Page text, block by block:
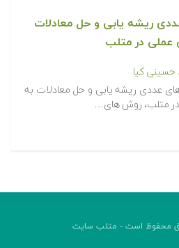
ریشه یابی و حل معادلات
عملی در متلب
کیا
عددی ریشه یابی و حل معادلات به
در متلب، روش های…
محفوظ است - متلب سایت